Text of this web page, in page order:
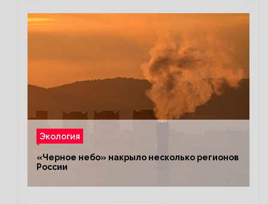
Экология
«Черное небо» накрыло несколько регионов
России